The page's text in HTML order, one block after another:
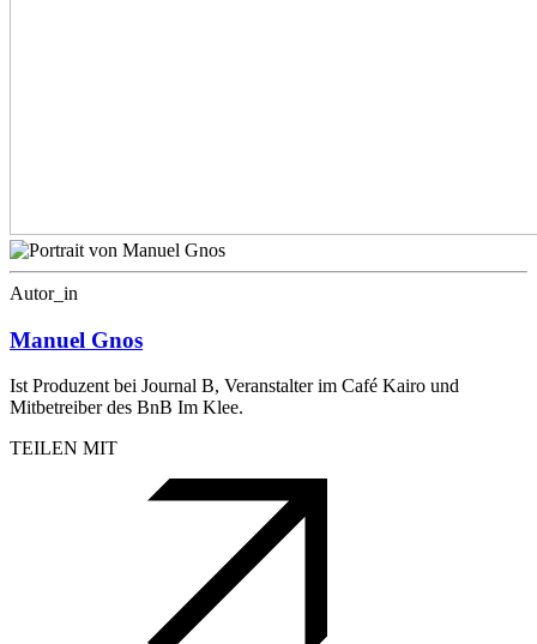
Autor_in
Manuel Gnos
Ist Produzent bei Journal B, Veranstalter im Café Kairo und
Mitbetreiber des BnB Im Klee.
TEILEN MIT